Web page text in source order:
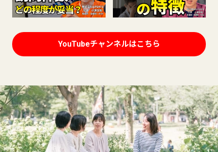
YouTubeチャンネルはこちら